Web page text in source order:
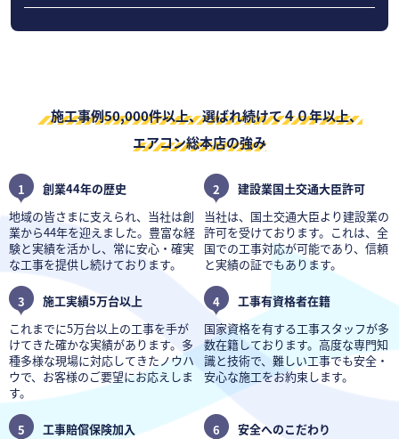
施工事例50,000件以上、選ばれ続けて４０年以上、
エアコン総本店の強み
1
創業44年の歴史
地域の皆さまに支えられ、当社は創
業から44年を迎えました。豊富な経
験と実績を活かし、常に安心・確実
な工事を提供し続けております。
2
建設業国土交通大臣許可
当社は、国土交通大臣より建設業の
許可を受けております。これは、全
国での工事対応が可能であり、信頼
と実績の証でもあります。
3
施工実績5万台以上
これまでに5万台以上の工事を手が
けてきた確かな実績があります。多
種多様な現場に対応してきたノウハ
ウで、お客様のご要望にお応えしま
す。
4
工事有資格者在籍
国家資格を有する工事スタッフが多
数在籍しております。高度な専門知
識と技術で、難しい工事でも安全・
安心な施工をお約束します。
5
工事賠償保険加入
6
安全へのこだわり